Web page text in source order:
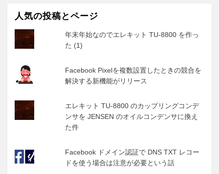
人気の投稿とページ
年末年始なのでエレキット TU-8800 を作っ
た (1)
Facebook Pixelを複数設置したときの競合を
解決する新機能がリリース
エレキット TU-8800 のカップリングコンデ
ンサを JENSEN のオイルコンデンサに換え
た件
Facebook ドメイン認証で DNS TXT レコー
ドを使う場合は注意が必要という話